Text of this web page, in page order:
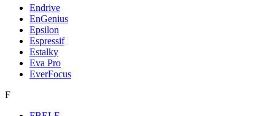
Endrive
EnGenius
Epsilon
Espressif
Estalky
Eva Pro
EverFocus
F